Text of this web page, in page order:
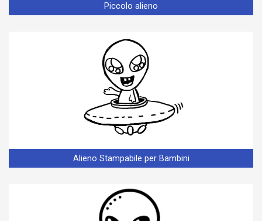
Piccolo alieno
Alieno Stampabile per Bambini